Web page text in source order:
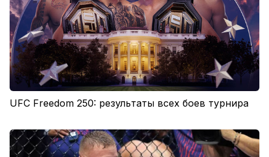
UFC Freedom 250: результаты всех боев турнира